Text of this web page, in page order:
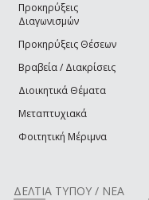
Προκηρύξεις
Διαγωνισμών
Προκηρύξεις Θέσεων
Βραβεία / Διακρίσεις
Διοικητικά Θέματα
Μεταπτυχιακά
Φοιτητική Μέριμνα
ΔΕΛΤΙΑ ΤΥΠΟΥ / ΝΕΑ